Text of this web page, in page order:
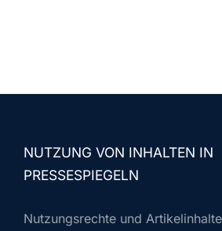
NUTZUNG VON INHALTEN IN
PRESSESPIEGELN
Nutzungsrechte und